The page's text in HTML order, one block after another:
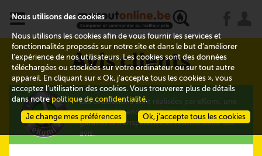
x
Avis clients
Les évaluations sont réalisées par eKomi, une
société indépendante d'avis clients qui
garantit la transparence et l'authenticité des
avis.
Nous utilisons des cookies
Nous utilisons les cookies afin de vous fournir les services et
fonctionnalités proposés sur notre site et dans le but d’améliorer
l’expérience de nos utilisateurs. Les cookies sont des données
téléchargées ou stockées sur votre ordinateur ou sur tout autre
appareil. En cliquant sur « Ok, j’accepte tous les cookies », vous
acceptez l’utilisation des cookies. Vous trouverez plus de détails
dans notrepolitique de confidentialité.
Ok, j’accepte tous les cookies
Je change mes préférences